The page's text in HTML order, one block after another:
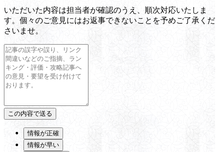
いただいた内容は担当者が確認のうえ、順次対応いたしま
す。個々のご意見にはお返事できないことを予めご了承くだ
さいませ。
情報が正確
情報が早い